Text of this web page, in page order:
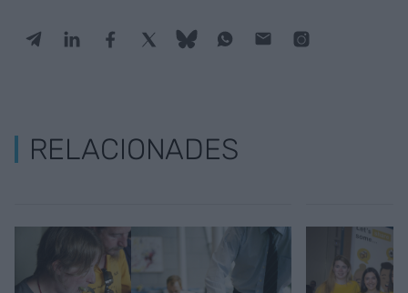
RELACIONADES